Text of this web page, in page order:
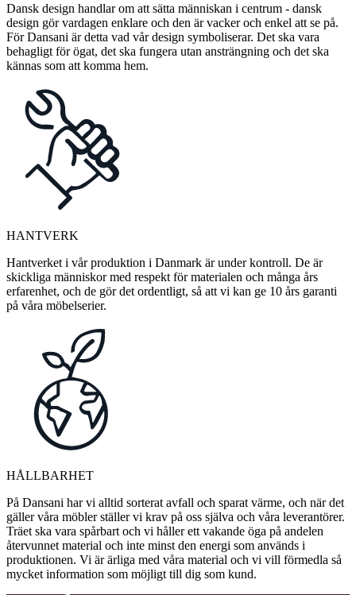
Dansk design handlar om att sätta människan i centrum - dansk
design gör vardagen enklare och den är vacker och enkel att se på.
För Dansani är detta vad vår design symboliserar. Det ska vara
behagligt för ögat, det ska fungera utan ansträngning och det ska
kännas som att komma hem.
HANTVERK
Hantverket i vår produktion i Danmark är under kontroll. De är
skickliga människor med respekt för materialen och många års
erfarenhet, och de gör det ordentligt, så att vi kan ge 10 års garanti
på våra möbelserier.
HÅLLBARHET
På Dansani har vi alltid sorterat avfall och sparat värme, och när det
gäller våra möbler ställer vi krav på oss själva och våra leverantörer.
Träet ska vara spårbart och vi håller ett vakande öga på andelen
återvunnet material och inte minst den energi som används i
produktionen. Vi är ärliga med våra material och vi vill förmedla så
mycket information som möjligt till dig som kund.